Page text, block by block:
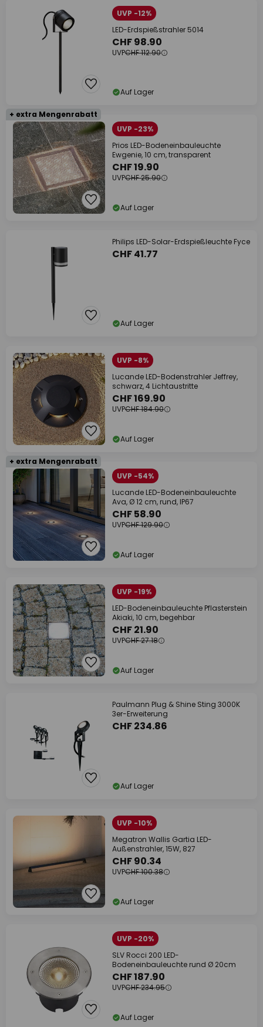
UVP -12%
LED-Erdspießstrahler 5014
CHF 98.90
UVPCHF 112.90
Auf Lager
+ extra Mengenrabatt
UVP -23%
Prios LED-Bodeneinbauleuchte
Ewgenie, 10 cm, transparent
CHF 19.90
UVPCHF 25.90
Auf Lager
Philips LED-Solar-Erdspießleuchte Fyce
CHF 41.77
Auf Lager
UVP -8%
Lucande LED-Bodenstrahler Jeffrey,
schwarz, 4 Lichtaustritte
CHF 169.90
UVPCHF 184.90
Auf Lager
+ extra Mengenrabatt
UVP -54%
Lucande LED-Bodeneinbauleuchte
Ava, Ø 12 cm, rund, IP67
CHF 58.90
UVPCHF 129.90
Auf Lager
UVP -19%
LED-Bodeneinbauleuchte Pflasterstein
Akiaki, 10 cm, begehbar
CHF 21.90
UVPCHF 27.18
Auf Lager
Paulmann Plug & Shine Sting 3000K
3er-Erweiterung
CHF 234.86
Auf Lager
UVP -10%
Megatron Wallis Gartia LED-
Außenstrahler, 15W, 827
CHF 90.34
UVPCHF 100.38
Auf Lager
UVP -20%
SLV Rocci 200 LED-
Bodeneinbauleuchte rund Ø 20cm
CHF 187.90
UVPCHF 234.95
Auf Lager